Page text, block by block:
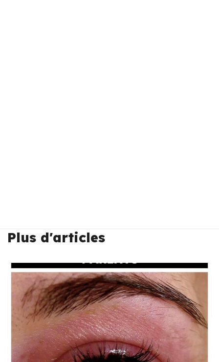
Plus d'articles